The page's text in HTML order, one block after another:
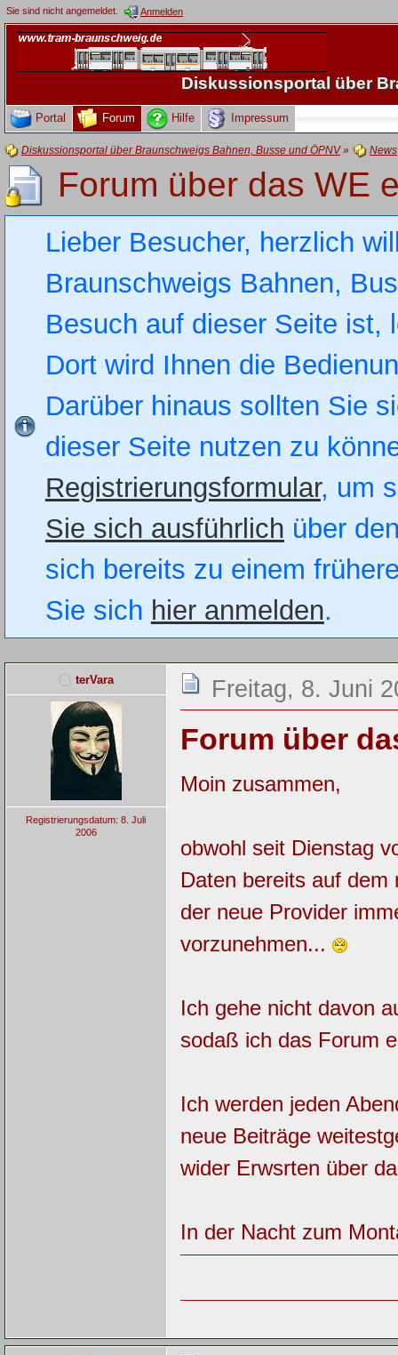
Sie sind nicht angemeldet. Anmelden
Diskussionsportal über
Portal Forum Hilfe Impressum
Diskussionsportal über Braunschweigs Bahnen, Busse und ÖPNV» News
Forum über das WE
Lieber Besucher, herzlich
Braunschweigs Bahnen,
Besuch auf dieser Seite
Dort wird Ihnen die
Darüber hinaus sollten Sie
dieser Seite nutzen zu
Registrierungsformular, um
Sie sich ausführlich über
sich bereits zu einem
Sie sich hier anmelden.
terVara
Registrierungsdatum: 8. Juli
2006
Freitag, 8. Juni
Forum über
Moin zusammen,
obwohl seit Dienstag
Daten bereits auf dem
der neue Provider
vorzunehmen...
Ich gehe nicht davon
sodaß ich das Forum
Ich werden jeden
neue Beiträge
wider Erwsrten über
In der Nacht zum